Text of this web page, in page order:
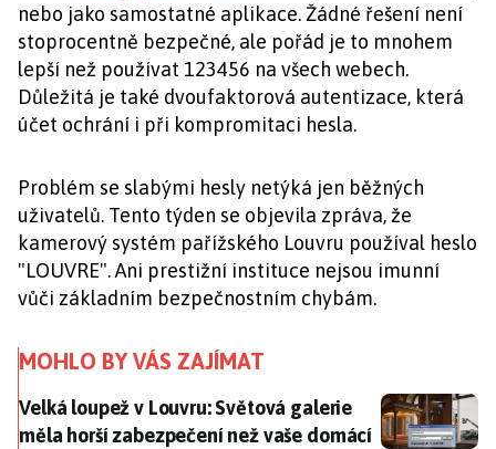
nebo jako samostatné aplikace. Žádné řešení není
stoprocentně bezpečné, ale pořád je to mnohem
lepší než používat 123456 na všech webech.
Důležitá je také dvoufaktorová autentizace, která
účet ochrání i při kompromitaci hesla.
Problém se slabými hesly netýká jen běžných
uživatelů. Tento týden se objevila zpráva, že
kamerový systém pařížského Louvru používal heslo
"LOUVRE". Ani prestižní instituce nejsou imunní
vůči základním bezpečnostním chybám.
MOHLO BY VÁS ZAJÍMAT
Velká loupež v Louvru: Světová galerie měla horší
Velká loupež v Louvru: Světová galerie
měla horší zabezpečení než vaše domácí